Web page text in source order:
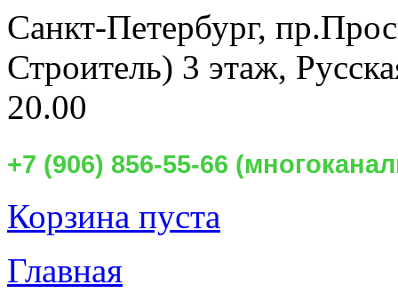
Санкт-Петербург,
Строитель) 3 этаж,
20.00
+7 (906) 856-55-66
Корзина пуста
Главная